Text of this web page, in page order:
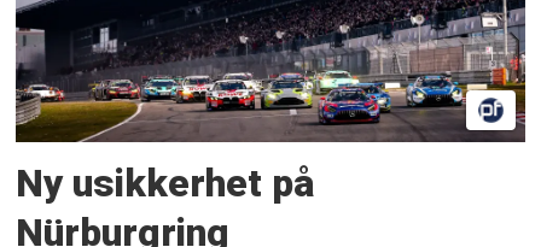
Ny usikkerhet på
Nürburgring